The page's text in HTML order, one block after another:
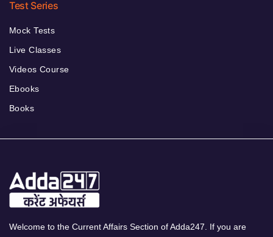
Test Series
Mock Tests
Live Classes
Videos Course
Ebooks
Books
Welcome to the Current Affairs Section of Adda247. If you are